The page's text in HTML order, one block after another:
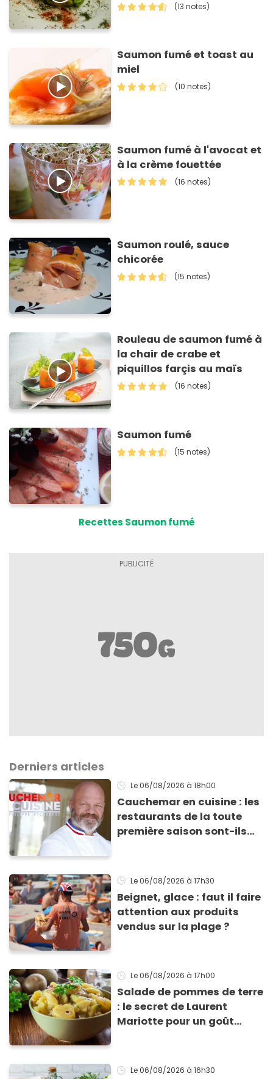
(13 notes)
Saumon fumé et toast au
miel
(10 notes)
Saumon fumé à l'avocat et
à la crème fouettée
(16 notes)
Saumon roulé, sauce
chicorée
(15 notes)
Rouleau de saumon fumé à
la chair de crabe et
piquillos farçis au maïs
(16 notes)
Saumon fumé
(15 notes)
Recettes Saumon fumé
Derniers articles
Le 06/08/2026 à 18h00
Cauchemar en cuisine : les
restaurants de la toute
première saison sont-ils
Le 06/08/2026 à 17h30
Beignet, glace : faut il faire
attention aux produits
vendus sur la plage ?
Le 06/08/2026 à 17h00
Salade de pommes de terre
: le secret de Laurent
Mariotte pour un goût
Le 06/08/2026 à 16h30